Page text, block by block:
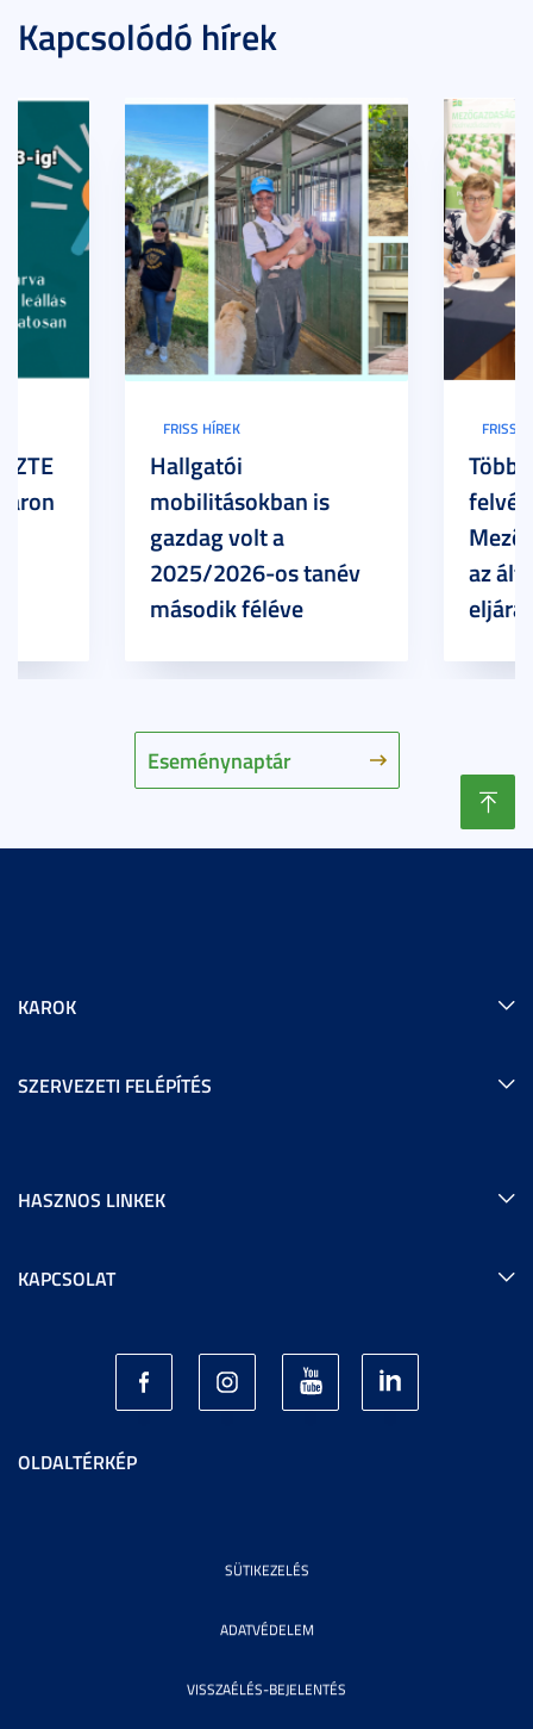
Kapcsolódó hírek
Eseménynaptár
FRISS HÍREK
Hallgatói
mobilitásokban is
gazdag volt a
2025/2026-os tanév
második féléve
FRISS
Több
az
KAROK
SZERVEZETI FELÉPÍTÉS
HASZNOS LINKEK
KAPCSOLAT
OLDALTÉRKÉP
SÜTIKEZELÉS
ADATVÉDELEM
VISSZAÉLÉS-BEJELENTÉS